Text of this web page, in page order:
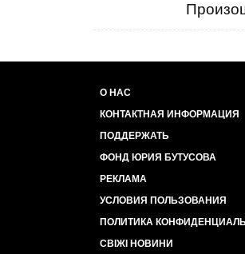
О НАС
КОНТАКТНАЯ ИНФОРМАЦИЯ
ПОДДЕРЖАТЬ
ФОНД ЮРИЯ БУТУСОВА
РЕКЛАМА
УСЛОВИЯ ПОЛЬЗОВАНИЯ
ПОЛИТИКА
СВІЖІ НОВИНИ